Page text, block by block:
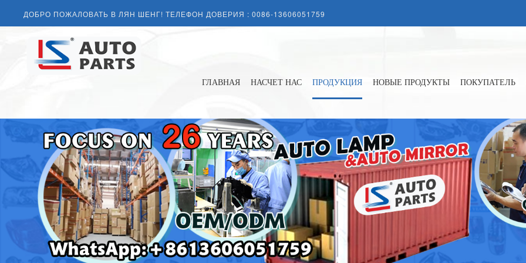
ДОБРО ПОЖАЛОВАТЬ В ЛЯН ШЕНГ! ТЕЛЕФОН ДОВЕРИЯ : 0086-13606051759
ГЛАВНАЯ НАСЧЕТ НАС ПРОДУКЦИЯ НОВЫЕ ПРОДУКТЫ ПОКУПАТЕЛЬ